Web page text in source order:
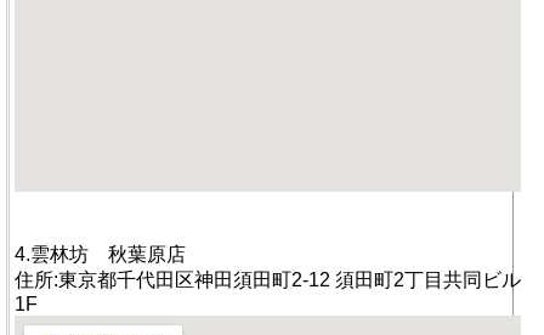
4.雲林坊 秋葉原店
住所:東京都千代田区神田須田町2-12 須田町2丁目共同ビル
1F